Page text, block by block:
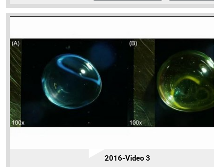
2016-Video 3